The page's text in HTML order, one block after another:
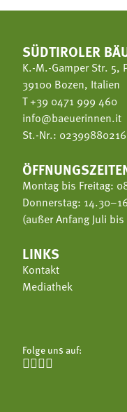
SÜDTIROLER
K.-M.-Gamper Str. 5,
39100 Bozen, Italien
T+39 0471 999 460
info@baeuerinnen.it
St.-Nr.: 02399880216
Montag bis Freitag:
Donnerstag:
(außer Anfang Juli
LINKS
Kontakt
Mediathek
Folge uns auf:
